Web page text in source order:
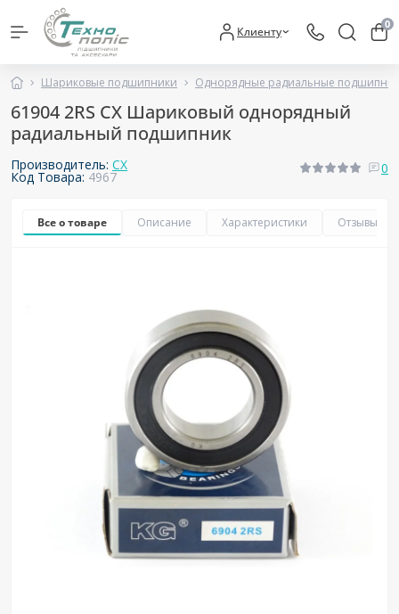
Клиенту 0
Шариковые подшипники Однорядные радиальные
61904 2RS CX Шариковый однорядный
радиальный подшипник
Производитель: CX
Код Товара: 4967
0
Все о товаре Описание Характеристики Отзывы